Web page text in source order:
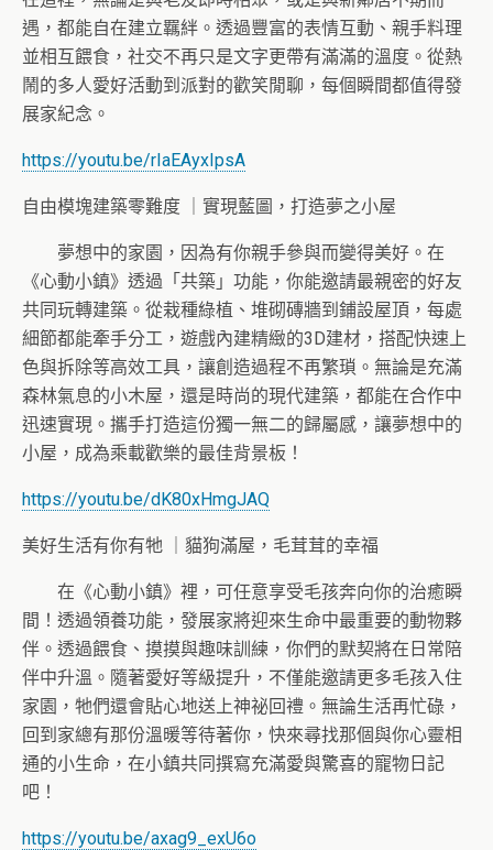
遇， 都能自在建立羈絆。透過豐富的表情互動、親手料理
並相互餵食， 社交不再只是文字更帶有滿滿的溫度。 從熱
鬧的多人愛好活動到派對的歡笑閒聊， 每個瞬間都值得發
展家紀念。
https://youtu.be/rIaEAyxIpsA
自由模塊建築零難度 ｜實現藍圖，打造夢之小屋
夢想中的家園，因為有你親手參與而變得美好。在
《心動小鎮》 透過「共築」功能，你能邀請最親密的好友
共同玩轉建築。 從栽種綠植、堆砌磚牆到鋪設屋頂，每處
細節都能牽手分工， 遊戲內建精緻的3D建材，搭配快速上
色與拆除等高效工具， 讓創造過程不再繁瑣。無論是充滿
森林氣息的小木屋， 還是時尚的現代建築，都能在合作中
迅速實現。 攜手打造這份獨一無二的歸屬感，讓夢想中的
小屋， 成為乘載歡樂的最佳背景板！
https://youtu.be/dK80xHmgJAQ
美好生活有你有牠 ｜貓狗滿屋，毛茸茸的幸福
在《心動小鎮》裡，可任意享受毛孩奔向你的治癒瞬
間！ 透過領養功能，發展家將迎來生命中最重要的動物夥
伴。透過餵食、 摸摸與趣味訓練，你們的默契將在日常陪
伴中升溫。 隨著愛好等級提升，不僅能邀請更多毛孩入住
家園， 牠們還會貼心地送上神祕回禮。無論生活再忙碌，
回到家總有那份溫暖等待著你， 快來尋找那個與你心靈相
通的小生命， 在小鎮共同撰寫充滿愛與驚喜的寵物日記
吧！
https://youtu.be/axag9_exU6o